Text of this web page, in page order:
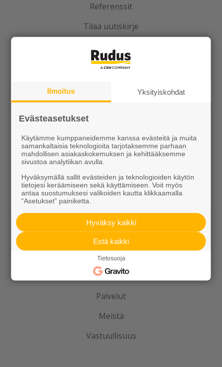
Referenssit
Tilaa uutiskirje
Kotipolku blogi
Tutustu meihin
Ura Ruduksella
Palvelut
Meistä
Vastuullisuus
Ilmoitus Yksityiskohdat
Evästeasetukset
Käytämme kumppaneidemme kanssa evästeitä ja muita
samankaltaisia teknologioita tarjotaksemme parhaan
mahdollisen asiakaskokemuksen ja kehittääksemme
sivustoa analytiikan avulla.
Hyväksymällä sallit evästeiden ja teknologioiden käytön
tietojesi keräämiseen sekä käyttämiseen. Voit myös
antaa suostumuksesi valikoiden kautta klikkaamalla
“Asetukset” painiketta.
Hyväksy kaikki
Estä kaikki
Tietosuoja